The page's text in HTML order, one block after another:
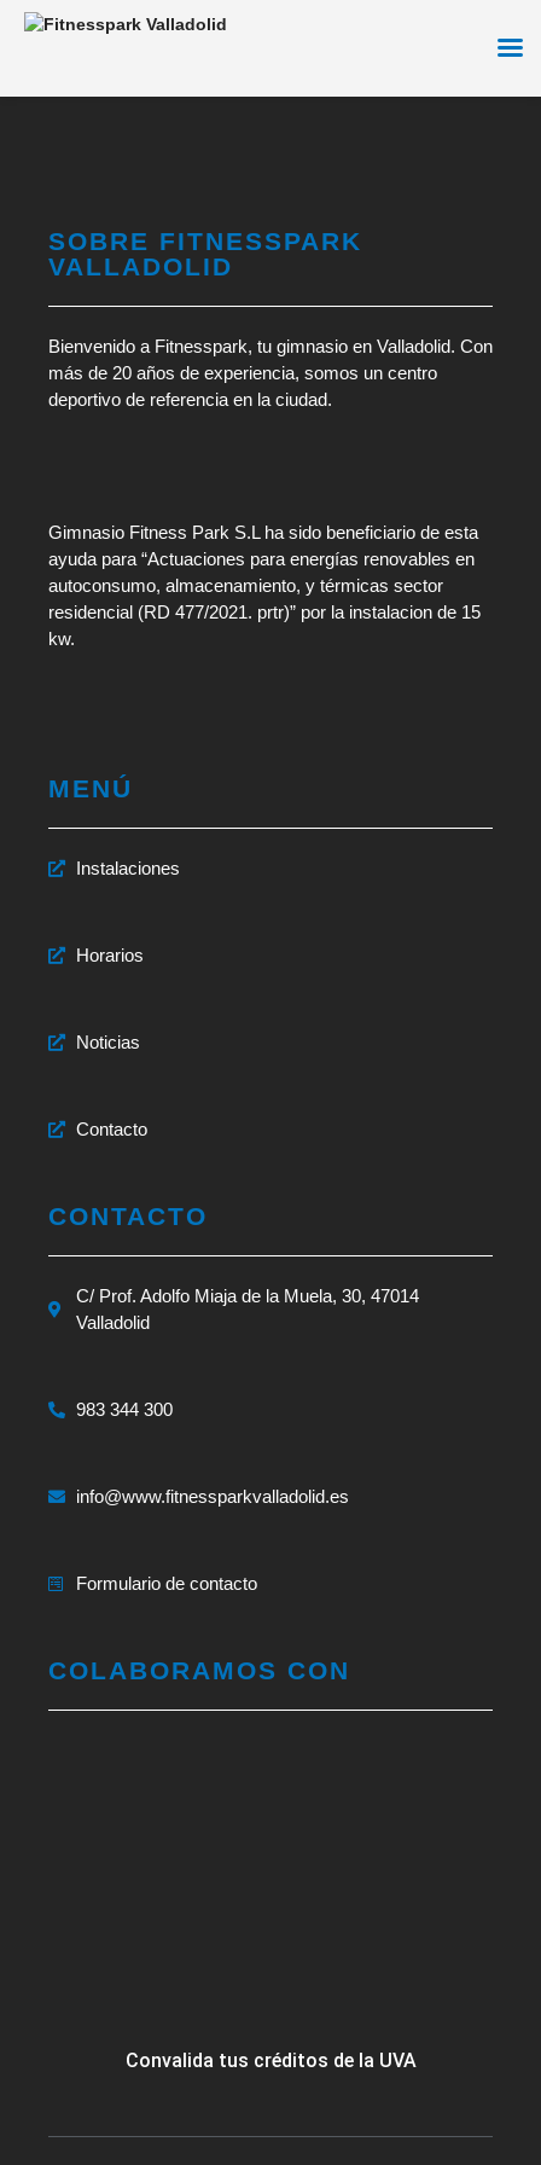
SOBRE FITNESSPARK
VALLADOLID
Bienvenido a Fitnesspark, tu gimnasio en Valladolid. Con
más de 20 años de experiencia, somos un centro
deportivo de referencia en la ciudad.
Gimnasio Fitness Park S.L ha sido beneficiario de esta
ayuda para “Actuaciones para energías renovables en
autoconsumo, almacenamiento, y térmicas sector
residencial (RD 477/2021. prtr)” por la instalacion de 15
kw.
MENÚ
Instalaciones
Horarios
Noticias
Contacto
CONTACTO
C/ Prof. Adolfo Miaja de la Muela, 30, 47014
Valladolid
983 344 300
info@www.fitnessparkvalladolid.es
Formulario de contacto
COLABORAMOS CON
Convalida tus créditos de la UVA